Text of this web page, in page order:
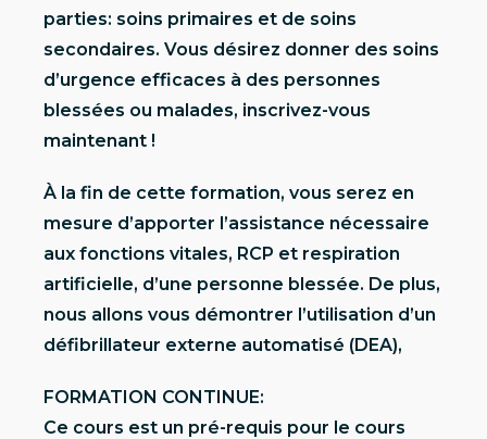
parties: soins primaires et de soins
secondaires. Vous désirez donner des soins
d’urgence efficaces à des personnes
blessées ou malades, inscrivez-vous
maintenant !
À la fin de cette formation, vous serez en
mesure d’apporter l’assistance nécessaire
aux fonctions vitales, RCP et respiration
artificielle, d’une personne blessée. De plus,
nous allons vous démontrer l’utilisation d’un
défibrillateur externe automatisé (DEA),
FORMATION CONTINUE:
Ce cours est un pré-requis pour le cours